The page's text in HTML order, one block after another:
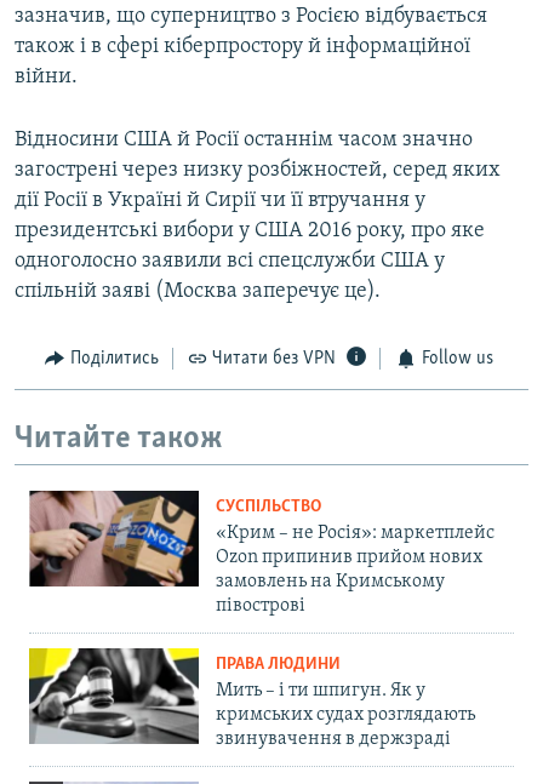
зазначив, що суперництво з Росією відбувається
також і в сфері кіберпростору й інформаційної
війни.
Відносини США й Росії останнім часом значно
загострені через низку розбіжностей, серед яких
дії Росії в Україні й Сирії чи її втручання у
президентські вибори у США 2016 року, про яке
одноголосно заявили всі спецслужби США у
спільній заяві (Москва заперечує це).
Поділитись Читати без VPN Follow us
Читайте також
СУСПІЛЬСТВО
«Крим – не Росія»: маркетплейс
Ozon припинив прийом нових
замовлень на Кримському
півострові
ПРАВА ЛЮДИНИ
Мить – і ти шпигун. Як у
кримських судах розглядають
звинувачення в держзраді